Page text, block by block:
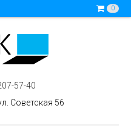
0
57-40
Советская 56